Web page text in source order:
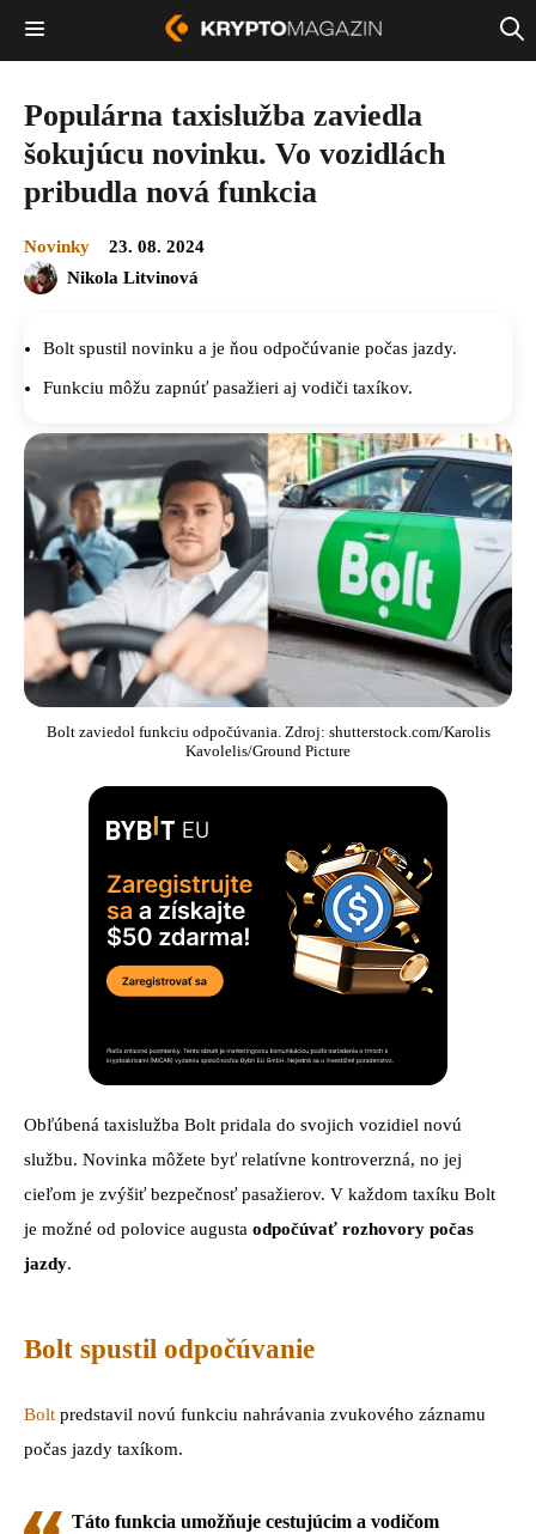
Populárna taxislužba zaviedla
šokujúcu novinku. Vo vozidlách
pribudla nová funkcia
Novinky
23. 08. 2024
Nikola Litvinová
Bolt spustil novinku a je ňou odpočúvanie počas jazdy.
Funkciu môžu zapnúť pasažieri aj vodiči taxíkov.
Bolt zaviedol funkciu odpočúvania. Zdroj: shutterstock.com/Karolis
Kavolelis/Ground Picture
Obľúbená taxislužba Bolt pridala do svojich vozidiel novú
službu. Novinka môžete byť relatívne kontroverzná, no jej
cieľom je zvýšiť bezpečnosť pasažierov. V každom taxíku Bolt
je možné od polovice augusta odpočúvať rozhovory počas
jazdy.
Bolt spustil odpočúvanie
Bolt predstavil novú funkciu nahrávania zvukového záznamu
počas jazdy taxíkom.
Táto funkcia umožňuje cestujúcim a vodičom